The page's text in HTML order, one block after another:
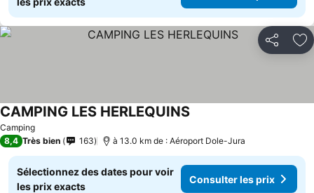
Partager
Camping
CAMPING LES HERLEQUINS
8,4 Très bien 163 à 13.0 km de : Aéroport Dole-Jura
Sélectionnez des dates pour voir
les prix exacts
Consulter les prix